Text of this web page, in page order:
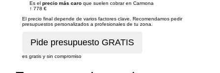
Es el precio más caro que suelen cobrar en Carmona
↑ 778 €
El precio final depende de varios factores clave. Recomendamos pedir
presupuestos personalizados a profesionales de tu zona.
es gratis y sin compromiso